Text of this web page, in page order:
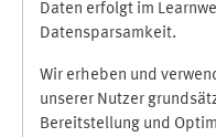
Daten erfolgt im
Datensparsamkeit.
Wir erheben und
unserer Nutzer
Bereitstellung und